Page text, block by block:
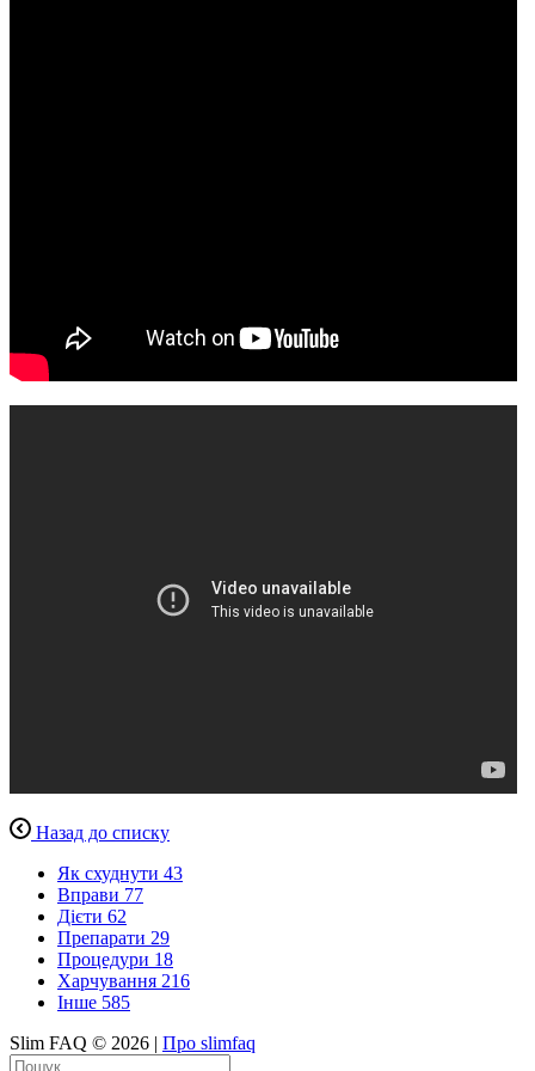
Назад до списку
Як схуднути 43
Вправи 77
Дієти 62
Препарати 29
Процедури 18
Харчування 216
Інше 585
Slim FAQ © 2026 | Про slimfaq